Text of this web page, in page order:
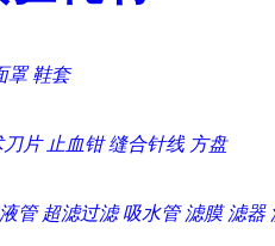
罩 鞋套
刀片 止血钳 缝合针线 方盘
管 超滤过滤 吸水管 滤膜 滤器